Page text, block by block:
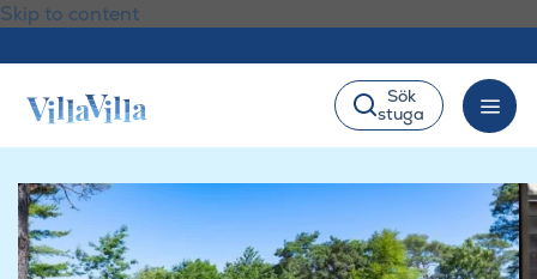
Skip to content
Sök
stuga